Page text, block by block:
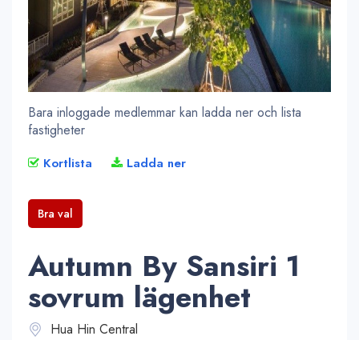
Bara inloggade medlemmar kan ladda ner och lista
fastigheter
Kortlista Ladda ner
Bra val
Autumn By Sansiri 1
sovrum lägenhet
Hua Hin Central